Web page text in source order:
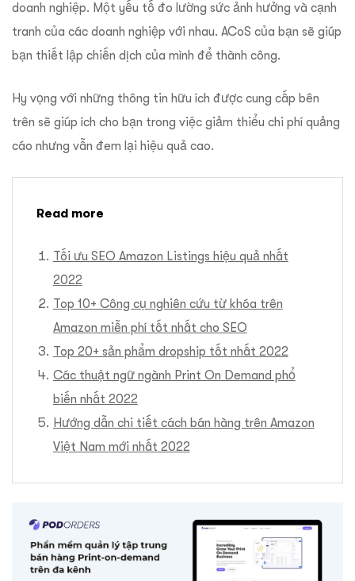
doanh nghiệp. Một yếu tố đo lường sức ảnh hưởng và cạnh
tranh của các doanh nghiệp với nhau. ACoS của bạn sẽ giúp
bạn thiết lập chiến dịch của mình để thành công.
Hy vọng với những thông tin hữu ích được cung cấp bên
trên sẽ giúp ích cho bạn trong việc giảm thiểu chi phí quảng
cáo nhưng vẫn đem lại hiệu quả cao.
Read more
Tối ưu SEO Amazon Listings hiệu quả nhất
2022
Top 10+ Công cụ nghiên cứu từ khóa trên
Amazon miễn phí tốt nhất cho SEO
Top 20+ sản phẩm dropship tốt nhất 2022
Các thuật ngữ ngành Print On Demand phổ
biến nhất 2022
Hướng dẫn chi tiết cách bán hàng trên Amazon
Việt Nam mới nhất 2022